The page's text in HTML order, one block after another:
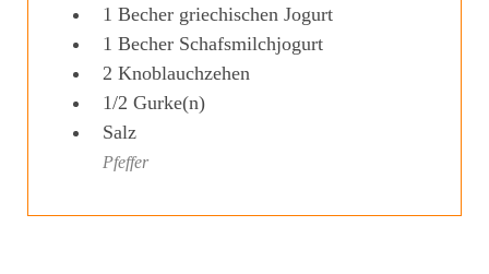
1 Becher griechischen Jogurt
1 Becher Schafsmilchjogurt
2 Knoblauchzehen
1/2 Gurke(n)
Salz
Pfeffer